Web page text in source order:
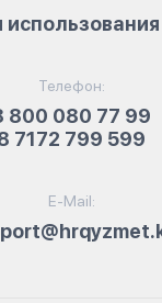
Телефон:
800 080 77 99
7172 799 599
E-Mail: